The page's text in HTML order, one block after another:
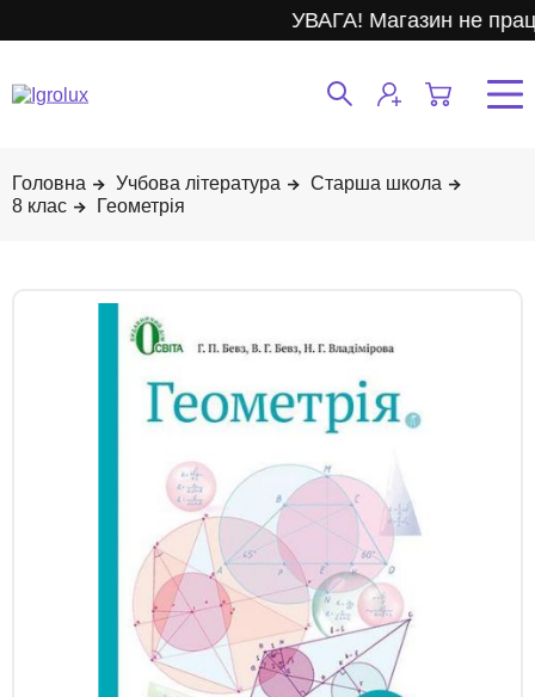
УВАГА! Магазин не
Учбова література
Старша школа
8 клас
Геометрія